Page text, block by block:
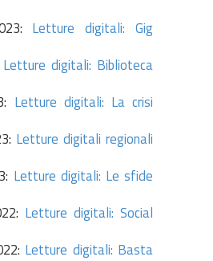
Letture digitali: Gig
Letture digitali: Biblioteca
Letture digitali: La crisi
Letture digitali regionali
Letture digitali: Le sfide
Letture digitali: Social
Letture digitali: Basta